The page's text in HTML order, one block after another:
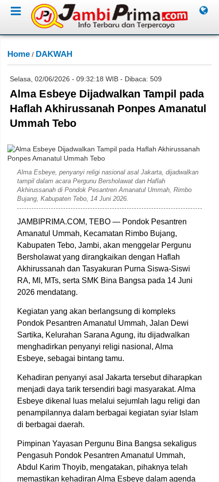
Home / DAKWAH
Selasa, 02/06/2026 - 09:32:18 WIB - Dibaca: 509
Alma Esbeye Dijadwalkan Tampil pada
Haflah Akhirussanah Ponpes Amanatul
Ummah Tebo
Alma Esbeye, penyanyi religi nasional asal Jakarta, dijadwalkan
tampil dalam acara Pergunu Bersholawat dan Haflah
Akhirussanah di Pondok Pesantren Amanatul Ummah, Rimbo
Bujang, Kabupaten Tebo, 14 Juni 2026.
JAMBIPRIMA.COM, TEBO — Pondok Pesantren
Amanatul Ummah, Kecamatan Rimbo Bujang,
Kabupaten Tebo, Jambi, akan menggelar Pergunu
Bersholawat yang dirangkaikan dengan Haflah
Akhirussanah dan Tasyakuran Purna Siswa-Siswi
RA, MI, MTs, serta SMK Bina Bangsa pada 14 Juni
2026 mendatang.
Kegiatan yang akan berlangsung di kompleks
Pondok Pesantren Amanatul Ummah, Jalan Dewi
Sartika, Kelurahan Sarana Agung, itu dijadwalkan
menghadirkan penyanyi religi nasional, Alma
Esbeye, sebagai bintang tamu.
Kehadiran penyanyi asal Jakarta tersebut diharapkan
menjadi daya tarik tersendiri bagi masyarakat. Alma
Esbeye dikenal luas melalui sejumlah lagu religi dan
penampilannya dalam berbagai kegiatan syiar Islam
di berbagai daerah.
Pimpinan Yayasan Pergunu Bina Bangsa sekaligus
Pengasuh Pondok Pesantren Amanatul Ummah,
Abdul Karim Thoyib, mengatakan, pihaknya telah
memastikan kehadiran Alma Esbeye dalam agenda